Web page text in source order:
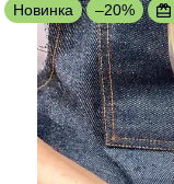
Новинка –20%